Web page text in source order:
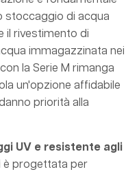
stoccaggio di acqua
il rivestimento di
immagazzinata nei
la Serie M rimanga
un'opzione affidabile
priorità alla
UV e resistente agli
è progettata per